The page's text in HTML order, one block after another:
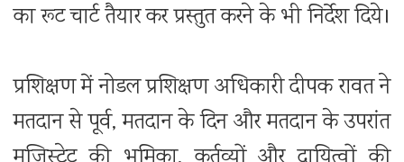
का रूट चार्ट तैयार कर प्रस्तुत करने के भी निर्देश दिये।
प्रशिक्षण में नोडल प्रशिक्षण अधिकारी दीपक रावत ने
मतदान से पूर्व, मतदान के दिन और मतदान के उपरांत